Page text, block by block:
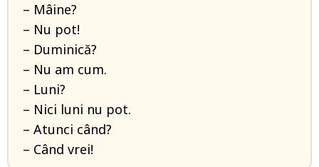
– Mâine?
– Nu pot!
– Duminică?
– Nu am cum.
– Luni?
– Nici luni nu pot.
– Atunci când?
– Când vrei!